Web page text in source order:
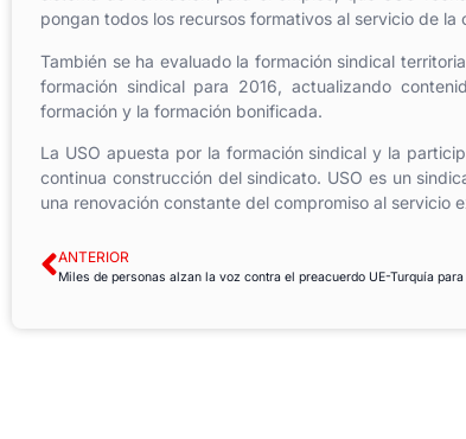
pongan todos los recursos formativos al servicio de
También se ha evaluado la formación sindical
formación sindical para 2016, actualizando
formación y la formación bonificada.
La USO apuesta por la formación sindical y la
continua construcción del sindicato. USO es un
una renovación constante del compromiso al servicio
ANTERIOR
Miles de personas alzan la voz contra el preacuerdo UE-Turquía